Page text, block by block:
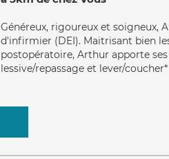
Généreux, rigoureux et soigneux,
d'infirmier (DEI). Maitrisant bien
postopératoire, Arthur apporte
lessive/repassage et lever/coucher*